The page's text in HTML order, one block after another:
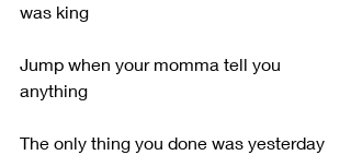
was king
Jump when your momma tell you
anything
The only thing you done was yesterday